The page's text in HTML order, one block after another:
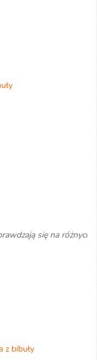
się na różnych
z bibuły